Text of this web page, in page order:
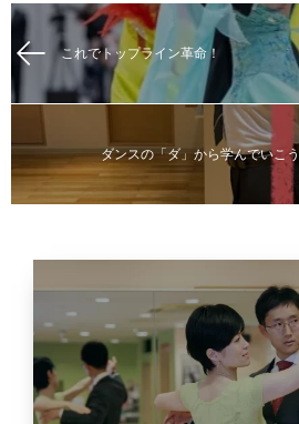
これでトップライン革命！
ダンスの「ダ」から学んでいこ